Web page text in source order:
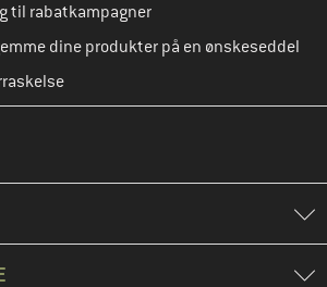
til rabatkampagner
dine produkter på en ønskeseddel